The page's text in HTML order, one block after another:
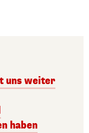
uns weiter
haben